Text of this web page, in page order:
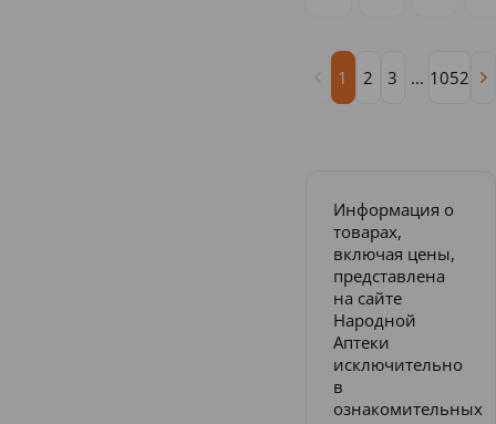
1 2 3 ... 1052
Информация о
товарах,
включая цены,
представлена
на сайте
Народной
Аптеки
исключительно
в
ознакомительных